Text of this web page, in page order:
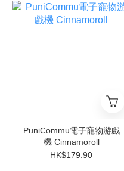
PuniCommu電子寵物游戲
機 Cinnamoroll
HK$179.90